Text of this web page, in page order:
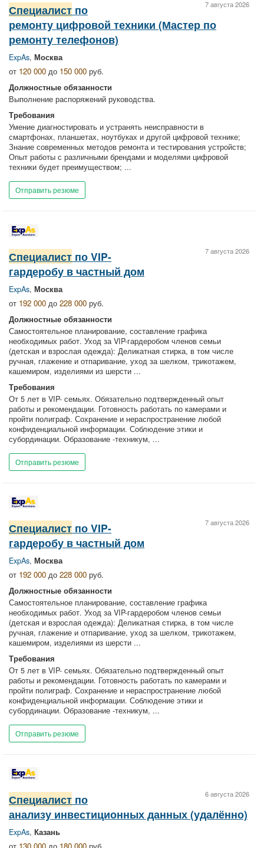
7 августа 2026
Специалист по
ремонту цифровой техники (Мастер по
ремонту телефонов)
ExpAs, Москва
от 120 000 до 150 000 руб.
Должностные обязанности
Выполнение распоряжений руководства.
Требования
Умение диагностировать и устранять неисправности в
смартфонах, планшетах, ноутбуках и другой цифровой технике;
Знание современных методов ремонта и тестирования устройств;
Опыт работы с различными брендами и моделями цифровой
техники будет преимуществом; ...
Отправить резюме
7 августа 2026
Специалист по VIP-
гардеробу в частный дом
ExpAs, Москва
от 192 000 до 228 000 руб.
Должностные обязанности
Самостоятельное планирование, составление графика
необходимых работ. Уход за VIP-гардеробом членов семьи
(детская и взрослая одежда): Деликатная стирка, в том числе
ручная, глажение и отпаривание, уход за шелком, трикотажем,
кашемиром, изделиями из шерсти ...
Требования
От 5 лет в VIP- семьях. Обязательно подтвержденный опыт
работы и рекомендации. Готовность работать по камерами и
пройти полиграф. Сохранение и нераспространение любой
конфиденциальной информации. Соблюдение этики и
субординации. Образование -техникум, ...
Отправить резюме
7 августа 2026
Специалист по VIP-
гардеробу в частный дом
ExpAs, Москва
от 192 000 до 228 000 руб.
Должностные обязанности
Самостоятельное планирование, составление графика
необходимых работ. Уход за VIP-гардеробом членов семьи
(детская и взрослая одежда): Деликатная стирка, в том числе
ручная, глажение и отпаривание, уход за шелком, трикотажем,
кашемиром, изделиями из шерсти ...
Требования
От 5 лет в VIP- семьях. Обязательно подтвержденный опыт
работы и рекомендации. Готовность работать по камерами и
пройти полиграф. Сохранение и нераспространение любой
конфиденциальной информации. Соблюдение этики и
субординации. Образование -техникум, ...
Отправить резюме
6 августа 2026
Специалист по
анализу инвестиционных данных (удалённо)
ExpAs, Казань